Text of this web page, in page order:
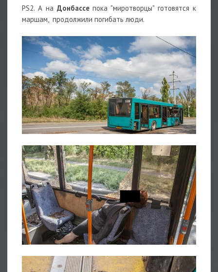
PS2. А на Донбассепока "миротворцы" готовятся к
маршам, продолжили погибать люди.